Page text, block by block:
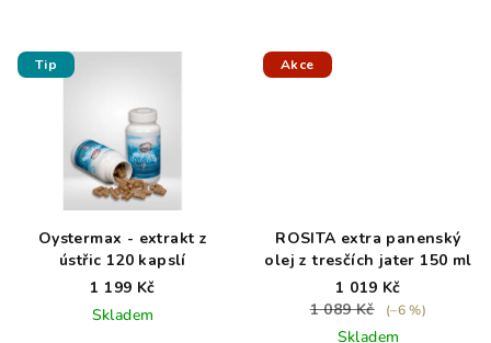
Tip
Oystermax - extrakt z
ústřic 120 kapslí
1 199 Kč
Skladem
Akce
ROSITA extra panenský
olej z tresčích jater 150 ml
1 019 Kč
1 089 Kč
(–6 %)
Skladem